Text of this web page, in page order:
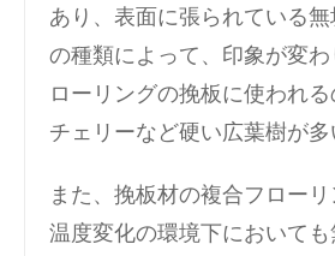
あり、表面に張られている
の種類によって、印象が変
ローリングの挽板に使われ
チェリーなど硬い広葉樹が多
また、挽板材の複合フロー
温度変化の環境下においても